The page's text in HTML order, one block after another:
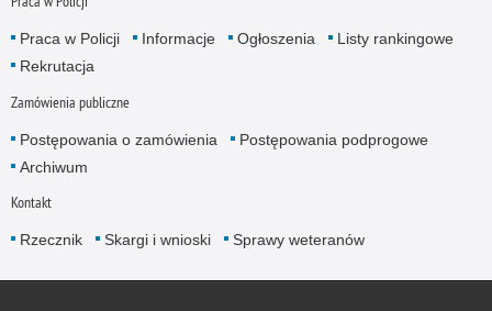
Praca w Policji Informacje Ogłoszenia
Listy rankingowe
Rekrutacja
Zamówienia publiczne
Postępowania o zamówienia
Postępowania podprogowe
Archiwum
Kontakt
Rzecznik Skargi i wnioski Sprawy weteranów